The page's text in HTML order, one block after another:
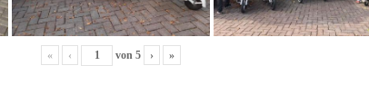
« ‹ von 5 › »